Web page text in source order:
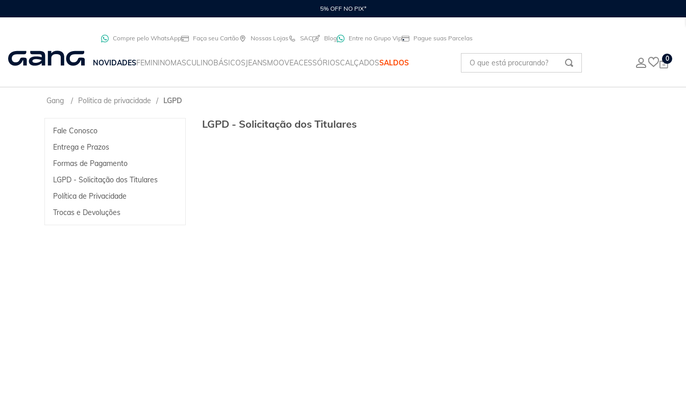
5% OFF NO PIX*
Compre pelo WhatsApp Faça seu Cartão Nossas Lojas SAC Blog Entre no Grupo Vip Pague suas Parcelas
NOVIDADESFEMININOMASCULINOBÁSICOSJEANSMOOVEACESSÓRIOSCALÇADOSSALDOS
O que está procurando? 0
Gang Politica de privacidade LGPD
Fale Conosco
Entrega e Prazos
Formas de Pagamento
LGPD - Solicitação dos Titulares
Política de Privacidade
Trocas e Devoluções
LGPD - Solicitação dos Titulares